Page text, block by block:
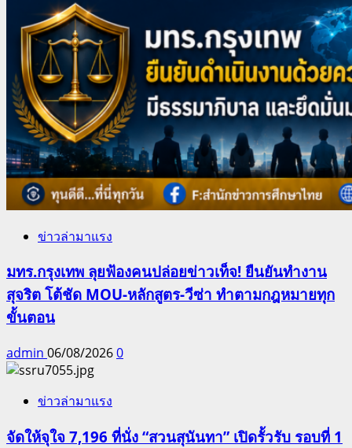
ข่าวล่ามาแรง
มทร.กรุงเทพ ลุยฟ้องคนปล่อยข่าวเท็จ! ยืนยันทำงาน
สุจริต โต้ชัด MOU-หลักสูตร-วีซ่า ทำตามกฎหมายทุก
ขั้นตอน
admin 06/08/20260
ข่าวล่ามาแรง
จัดให้จุใจ 7,196 ที่นั่ง “สวนสุนันทา” เปิดรั้วรับ รอบที่ 1